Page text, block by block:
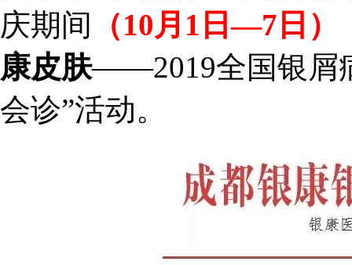
庆期间 （10月1日—7日）
康皮肤——2019全国银屑
会诊”活动。